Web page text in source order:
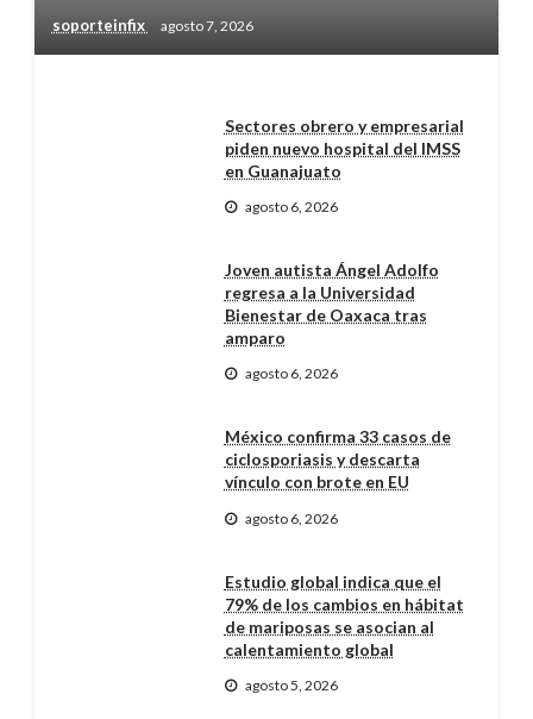
soporteinfix agosto 7, 2026
Sectores obrero y empresarial
piden nuevo hospital del IMSS
en Guanajuato
agosto 6, 2026
Joven autista Ángel Adolfo
regresa a la Universidad
Bienestar de Oaxaca tras
amparo
agosto 6, 2026
México confirma 33 casos de
ciclosporiasis y descarta
vínculo con brote en EU
agosto 6, 2026
Estudio global indica que el
79% de los cambios en hábitat
de mariposas se asocian al
calentamiento global
agosto 5, 2026